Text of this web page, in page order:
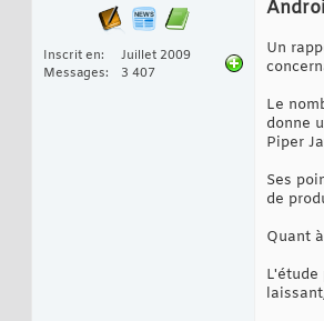
Inscrit en
Juillet 2009
Messages
3 407
Un
Le
donne
Piper
Ses
de
Quant
L'étude